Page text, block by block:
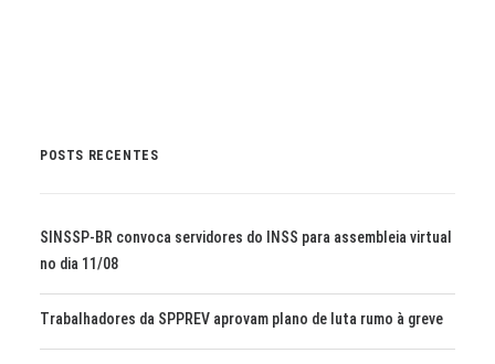
POSTS RECENTES
SINSSP-BR convoca servidores do INSS para assembleia virtual
no dia 11/08
Trabalhadores da SPPREV aprovam plano de luta rumo à greve